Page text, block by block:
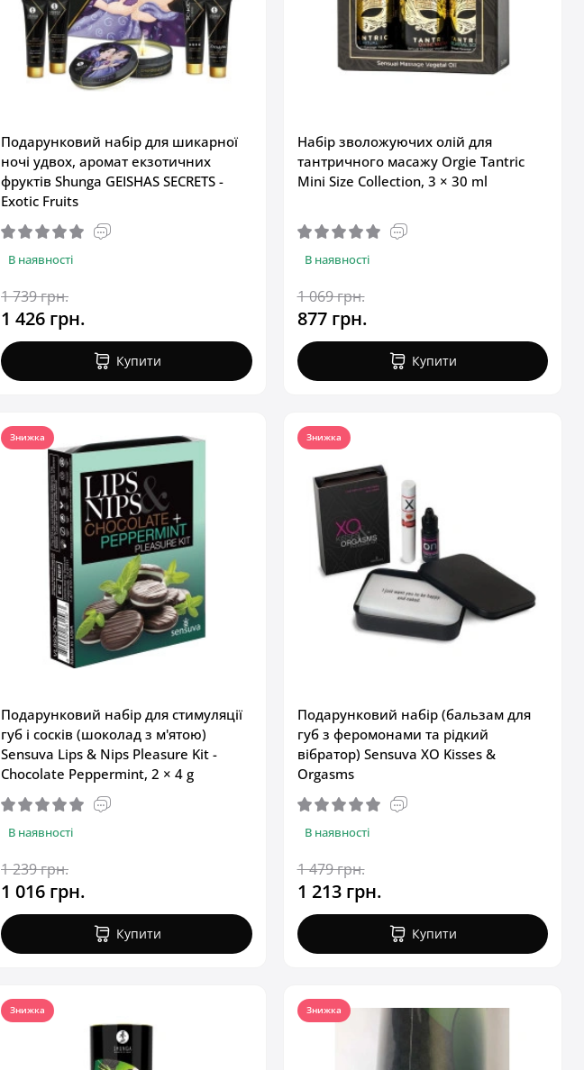
Подарунковий набір для шикарної
ночі удвох, аромат екзотичних
фруктів Shunga GEISHAS SECRETS -
Exotic Fruits
В наявності
1 739 грн.
1 426 грн.
Купити
Набір зволожуючих олій для
тантричного масажу Orgie Tantric
Mini Size Collection, 3 × 30 ml
В наявності
1 069 грн.
877 грн.
Купити
Знижка
Подарунковий набір для стимуляції
губ і сосків (шоколад з м'ятою)
Sensuva Lips & Nips Pleasure Kit -
Chocolate Peppermint, 2 × 4 g
В наявності
1 239 грн.
1 016 грн.
Купити
Знижка
Подарунковий набір (бальзам для
губ з феромонами та рідкий
вібратор) Sensuva XO Kisses &
Orgasms
В наявності
1 479 грн.
1 213 грн.
Купити
Знижка Знижка